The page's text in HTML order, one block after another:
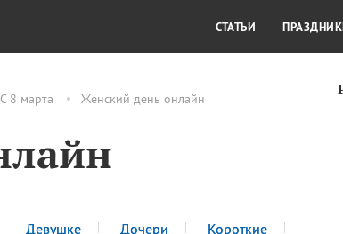
С 8 марта Женский день онлайн
Девушке Дочери
Короткие
КУЛЬТУРА
СТАТЬИ